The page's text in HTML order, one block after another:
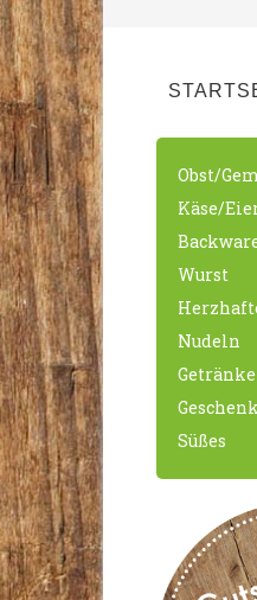
Obst/
Käse/
Wurst
Nudeln
Getränke
Süßes